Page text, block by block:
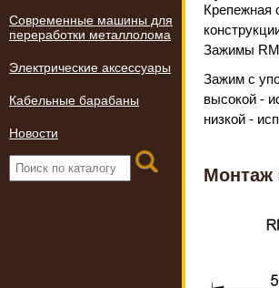
Современные машины для
переработки металлолома
Электрические аксессуары
Кабельные барабаны
Новости
Крепежная
Зажимы RM
Зажим с
высокой -
низкой -
Монтаж